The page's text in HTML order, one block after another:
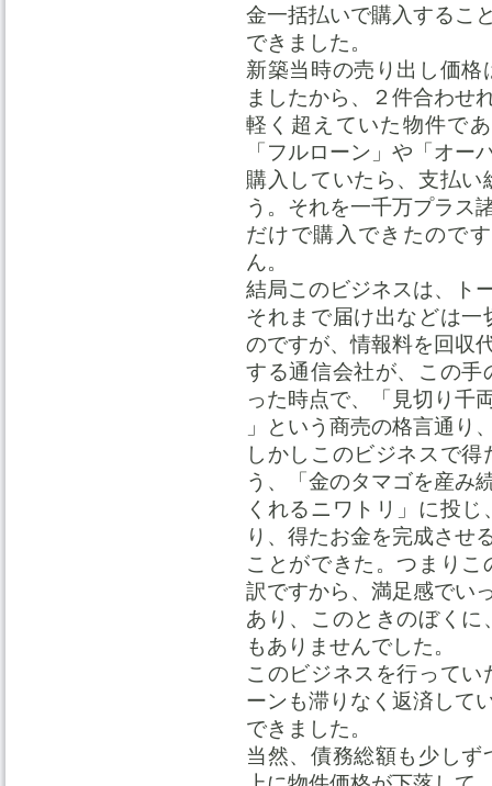
金一括払いで購入するこ
できました。
新築当時の売り出し価
ましたから、２件合わせ
軽く超えていた物件で
「フルローン」や「オー
購入していたら、支払
う。それを一千万プラス
だけで購入できたので
ん。
結局このビジネスは、ト
それまで届け出などは
のですが、情報料を回収
する通信会社が、この
った時点で、「見切り千
」という商売の格言通り
しかしこのビジネスで
う、「金のタマゴを産み
くれるニワトリ」に投
り、得たお金を完成させ
ことができた。つまり
訳ですから、満足感でい
あり、このときのぼく
もありませんでした。
このビジネスを行って
ーンも滞りなく返済して
できました。
当然、債務総額も少し